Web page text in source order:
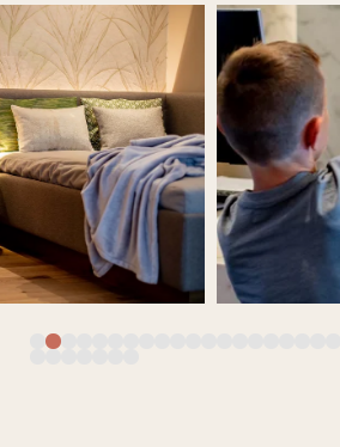
Das Wald Spa Resort
Zimmer & Preise